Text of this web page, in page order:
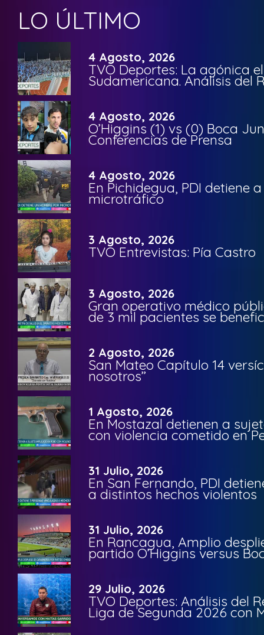
LO ÚLTIMO
4 Agosto, 2026
TVO Deportes: La agónica
Sudamericana. Análisis del
4 Agosto, 2026
O’Higgins (1) vs (0) Boca
Conferencias de Prensa
4 Agosto, 2026
En Pichidegua, PDI detiene
microtráfico
3 Agosto, 2026
TVO Entrevistas: Pía Castro
3 Agosto, 2026
Gran operativo médico
de 3 mil pacientes se
2 Agosto, 2026
San Mateo Capítulo 14
nosotros”
1 Agosto, 2026
En Mostazal detienen a
con violencia cometido en
31 Julio, 2026
En San Fernando, PDI
a distintos hechos violentos
31 Julio, 2026
En Rancagua, Amplio
partido O’Higgins versus
29 Julio, 2026
TVO Deportes: Análisis del
Liga de Segunda 2026 con